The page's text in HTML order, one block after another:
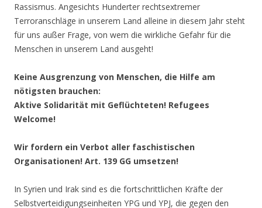
Rassismus. Angesichts Hunderter rechtsextremer
Terroranschläge in unserem Land alleine in diesem Jahr steht
für uns außer Frage, von wem die wirkliche Gefahr für die
Menschen in unserem Land ausgeht!
Keine Ausgrenzung von Menschen, die Hilfe am
nötigsten brauchen:
Aktive Solidarität mit Geflüchteten! Refugees
Welcome!
Wir fordern ein Verbot aller faschistischen
Organisationen! Art. 139 GG umsetzen!
In Syrien und Irak sind es die fortschrittlichen Kräfte der
Selbstverteidigungseinheiten YPG und YPJ, die gegen den